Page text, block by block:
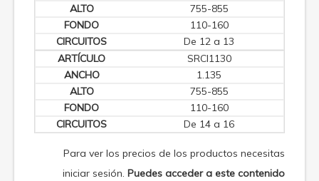
755-855
110-160
De 12 a 13
SRCI1130
1.135
755-855
110-160
De 14 a 16
Para ver los precios de los productos necesitas
iniciar sesión. Puedes acceder a este contenido